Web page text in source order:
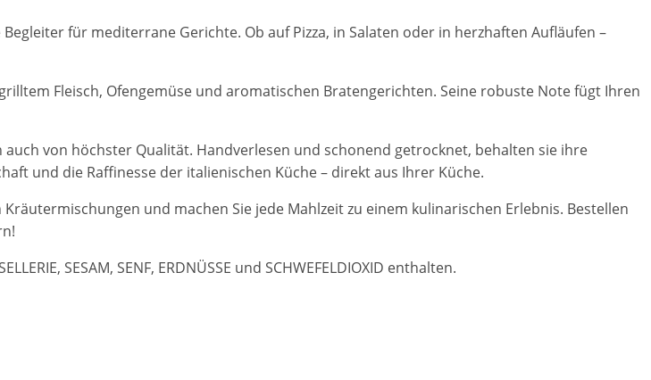
für mediterrane Gerichte. Ob auf Pizza, in Salaten oder in herzhaften Aufläufen –
Fleisch, Ofengemüse und aromatischen Bratengerichten. Seine robuste Note fügt Ihren
von höchster Qualität. Handverlesen und schonend getrocknet, behalten sie ihre
und die Raffinesse der italienischen Küche – direkt aus Ihrer Küche.
und machen Sie jede Mahlzeit zu einem kulinarischen Erlebnis. Bestellen
SESAM, SENF, ERDNÜSSE und SCHWEFELDIOXID enthalten.